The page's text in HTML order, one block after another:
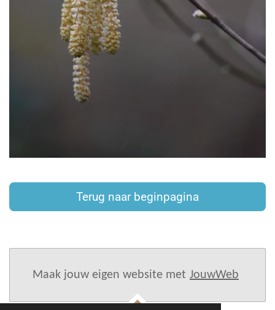
Terug naar beginpagina
Maak jouw eigen website met JouwWeb